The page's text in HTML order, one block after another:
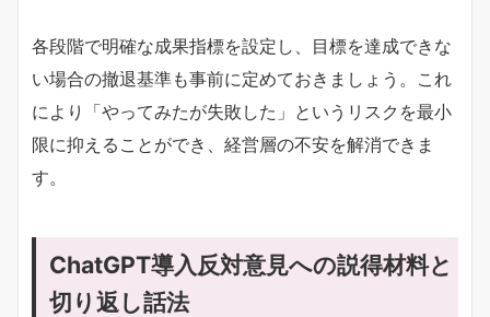
各段階で明確な成果指標を設定し、目標を達成できな
い場合の撤退基準も事前に定めておきましょう。これ
により「やってみたが失敗した」というリスクを最小
限に抑えることができ、経営層の不安を解消できま
す。
ChatGPT導入反対意見への説得材料と
切り返し話法